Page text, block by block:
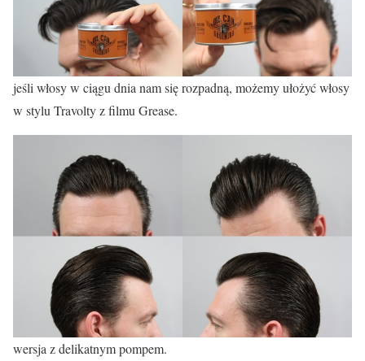
jeśli włosy w ciągu dnia nam się rozpadną, możemy ułożyć włosy
w stylu Travolty z filmu Grease.
wersja z delikatnym pompem.